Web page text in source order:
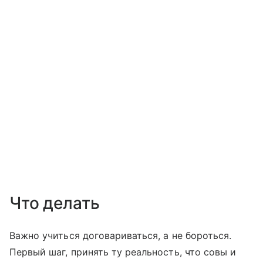
Что делать
Важно учиться договариваться, а не бороться.
Первый шаг, принять ту реальность, что совы и